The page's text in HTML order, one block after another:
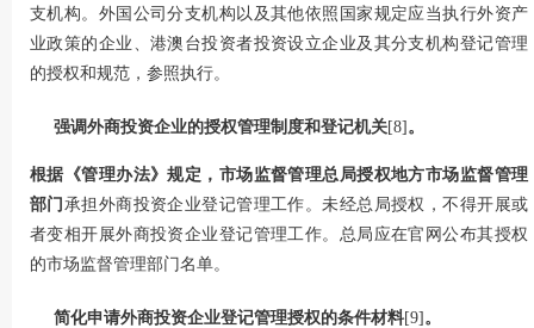
支机构。外国公司分支机构以及其他依照国家规定应当执行外资产
业政策的企业、港澳台投资者投资设立企业及其分支机构登记管理
的授权和规范，参照执行。
强调外商投资企业的授权管理制度和登记机关[8] 。
根据《管理办法》规定，市场监督管理总局授权地方市场监督管理
部门 承担外商投资企业登记管理工作。未经总局授权，不得开展或
者变相开展外商投资企业登记管理工作。总局应在官网公布其授权
的市场监督管理部门名单。
简化申请外商投资企业登记管理授权的条件材料[9] 。